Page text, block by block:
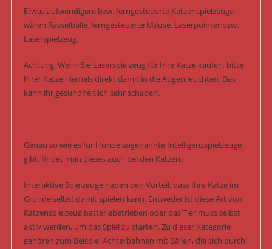
Etwas aufwendigere bzw. ferngesteuerte Katzenspielzeuge
wären Rasselbälle, ferngesteuerte Mäuse, Laserpointer bzw.
Laserspielzeug.
Achtung: Wenn Sie Laserspielzeug für Ihre Katze kaufen, bitte
Ihrer Katze niemals direkt damit in die Augen leuchten. Das
kann ihr gesundheitlich sehr schaden.
Genau so wie es für Hunde sogenannte Intelligenzspielzeuge
gibt, findet man dieses auch bei den Katzen.
Interaktive Spielzeuge haben den Vorteil, dass Ihre Katze im
Grunde selbst damit spielen kann. Entweder ist diese Art von
Katzenspielzeug batteriebetrieben oder das Tier muss selbst
aktiv werden, um das Spiel zu starten. Zu dieser Kategorie
gehören zum Beispiel Achterbahnen mit Bällen, die sich durch